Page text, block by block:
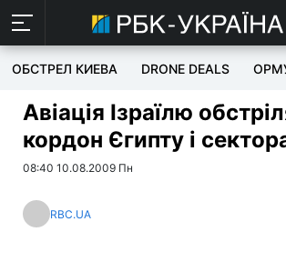
ОБСТРЕЛ КИЕВА DRONE DEALS
Авіація Ізраїлю
кордон Єгипту і
08:40 10.08.2009 Пн
RBC.UA